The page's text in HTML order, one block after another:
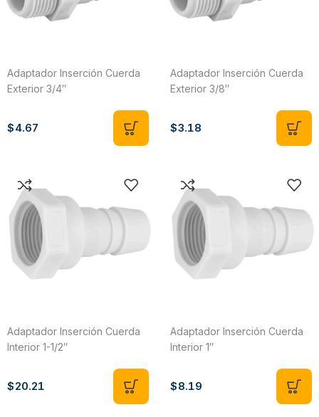
Adaptador Inserción Cuerda
Exterior 3/4″
$4.67
Adaptador Inserción Cuerda
Exterior 3/8″
$3.18
Adaptador Inserción Cuerda
Interior 1-1/2″
$20.21
Adaptador Inserción Cuerda
Interior 1″
$8.19